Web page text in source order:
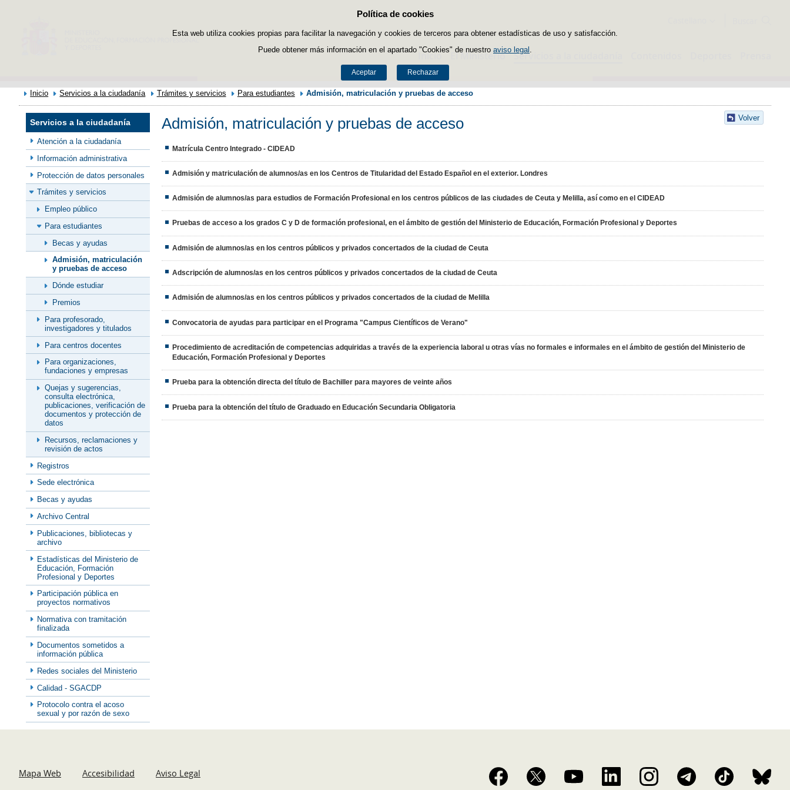
Política de cookies
Esta web utiliza cookies propias para facilitar la navegación y cookies de terceros para obtener estadísticas de uso y satisfacción.
Puede obtener más información en el apartado "Cookies" de nuestro aviso legal
Aceptar Rechazar
Saltar al contenido
Inicio El Ministerio Servicios a la ciudadanía
Inicio Servicios a la ciudadanía Trámites y servicios Para estudiantes Admisión, matriculación y pruebas de acceso
Servicios a la ciudadanía
Atención a la ciudadanía
Información administrativa
Protección de datos personales
Trámites y servicios
Empleo público
Para estudiantes
Becas y ayudas
Admisión, matriculación
y pruebas de acceso
Dónde estudiar
Premios
Para profesorado,
investigadores y titulados
Para centros docentes
Para organizaciones,
fundaciones y empresas
Quejas y sugerencias,
consulta electrónica,
publicaciones, verificación de
documentos y protección de
datos
Recursos, reclamaciones y
revisión de actos
Registros
Sede electrónica
Becas y ayudas
Archivo Central
Publicaciones, bibliotecas y
archivo
Estadísticas del Ministerio de
Educación, Formación
Profesional y Deportes
Participación pública en
proyectos normativos
Normativa con tramitación
finalizada
Documentos sometidos a
información pública
Redes sociales del Ministerio
Calidad - SGACDP
Protocolo contra el acoso
sexual y por razón de sexo
Volver
Admisión, matriculación y pruebas de acceso
Matrícula Centro Integrado - CIDEAD
Admisión y matriculación de alumnos/as en los Centros de Titularidad del Estado Español en el exterior. Londres
Admisión de alumnos/as para estudios de Formación Profesional en los centros públicos de las ciudades de Ceuta y Melilla, así como en el CIDEAD
Pruebas de acceso a los grados C y D de formación profesional, en el ámbito de gestión del Ministerio de Educación, Formación Profesional y Deportes
Admisión de alumnos/as en los centros públicos y privados concertados de la ciudad de Ceuta
Adscripción de alumnos/as en los centros públicos y privados concertados de la ciudad de Ceuta
Admisión de alumnos/as en los centros públicos y privados concertados de la ciudad de Melilla
Convocatoria de ayudas para participar en el Programa "Campus Científicos de Verano"
Procedimiento de acreditación de competencias adquiridas a través de la experiencia laboral u otras vías no formales e informales en el ámbito de gestión del Ministerio de
Educación, Formación Profesional y Deportes
Prueba para la obtención directa del título de Bachiller para mayores de veinte años
Prueba para la obtención del título de Graduado en Educación Secundaria Obligatoria
Mapa Web Accesibilidad Aviso Legal